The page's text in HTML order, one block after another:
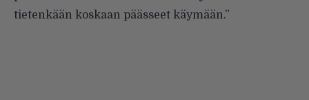
tietenkään koskaan päässeet käymään.”